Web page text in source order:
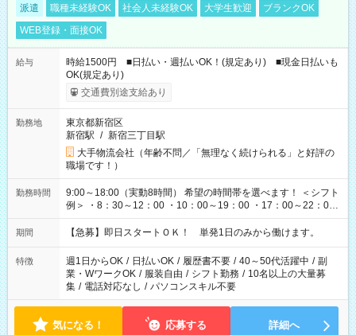
派遣 職種未経験OK 社会人未経験OK 大学生歓迎
ブランクOK
WEB登録・面接OK
給与
時給1500円 ■日払い・週払いOK！(規定あり) ■現金日払いも
OK(規定あり)
交通費別途支給あり
勤務地
東京都新宿区
新宿駅 / 新宿三丁目駅
大手物流会社（年齢不問／「無理なく続けられる」と好評の
職場です！）
勤務時間
9:00～18:00（実動8時間） 希望の時間帯を選べます！ ＜シフト
例＞ ・8：30～12：00 ・10：00～19：00 ・17：00～22：00
・13：00～22：00 ・22：00～翌6：00 など
期間 【急募】即日スタートＯＫ！ 単発1日のみから働けます。
特徴 週1日からOK / 日払いOK / 履歴書不要 / 40～50代活躍中 / 副
業・WワークOK / 服装自由 / シフト勤務 / 10名以上の大量募
集 / 電話対応なし / パソコンスキル不要
気になる！ 応募する 詳細へ